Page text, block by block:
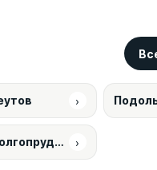
›
Долгопрудный ›